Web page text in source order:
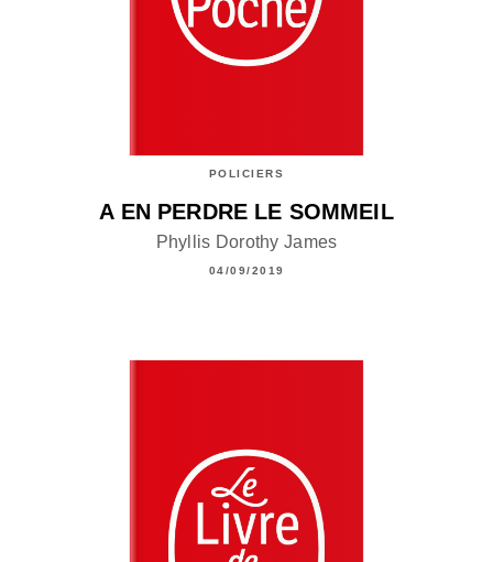
POLICIERS
A EN PERDRE LE SOMMEIL
Phyllis Dorothy James
04/09/2019